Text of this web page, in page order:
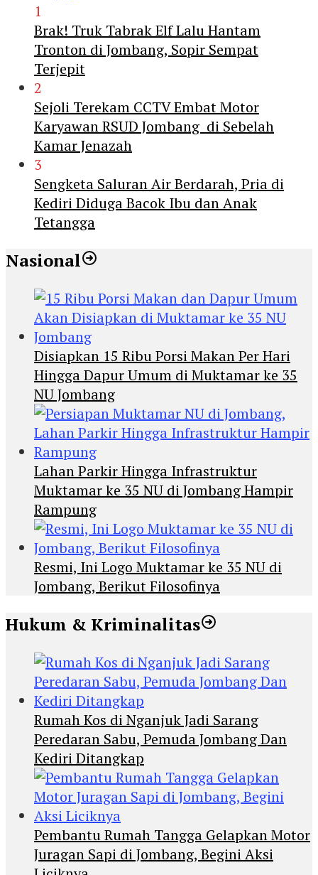
1
Brak! Truk Tabrak Elf Lalu Hantam
Tronton di Jombang, Sopir Sempat
Terjepit
2
Sejoli Terekam CCTV Embat Motor
Karyawan RSUD Jombang di Sebelah
Kamar Jenazah
3
Sengketa Saluran Air Berdarah, Pria di
Kediri Diduga Bacok Ibu dan Anak
Tetangga
Nasional
Disiapkan 15 Ribu Porsi Makan Per Hari
Hingga Dapur Umum di Muktamar ke 35
NU Jombang
Lahan Parkir Hingga Infrastruktur
Muktamar ke 35 NU di Jombang Hampir
Rampung
Resmi, Ini Logo Muktamar ke 35 NU di
Jombang, Berikut Filosofinya
Hukum & Kriminalitas
Rumah Kos di Nganjuk Jadi Sarang
Peredaran Sabu, Pemuda Jombang Dan
Kediri Ditangkap
Pembantu Rumah Tangga Gelapkan Motor
Juragan Sapi di Jombang, Begini Aksi